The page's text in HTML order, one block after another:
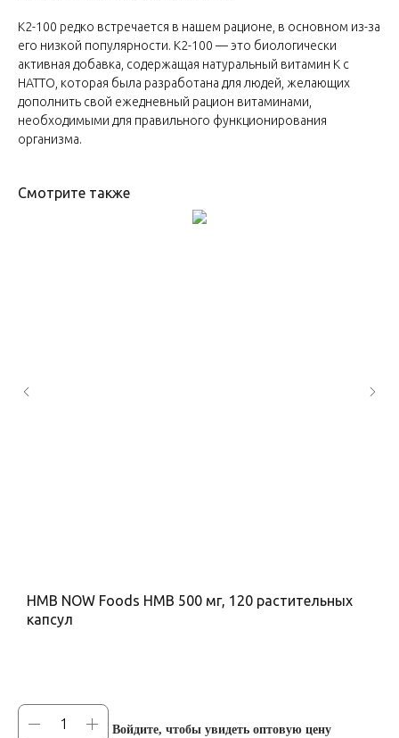
К2-100 редко встречается в нашем рационе, в основном из-за
его низкой популярности. К2-100 — это биологически
активная добавка, содержащая натуральный витамин К с
НАТТО, которая была разработана для людей, желающих
дополнить свой ежедневный рацион витаминами,
необходимыми для правильного функционирования
организма.
Смотрите также
HMB NOW Foods HMB 500 мг, 120 растительных
капсул
Войдите, чтобы увидеть оптовую цену